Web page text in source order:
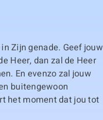
Zijn genade. Geef jouw
Heer, dan zal de Heer
En evenzo zal jouw
buitengewoon
het moment dat jou tot